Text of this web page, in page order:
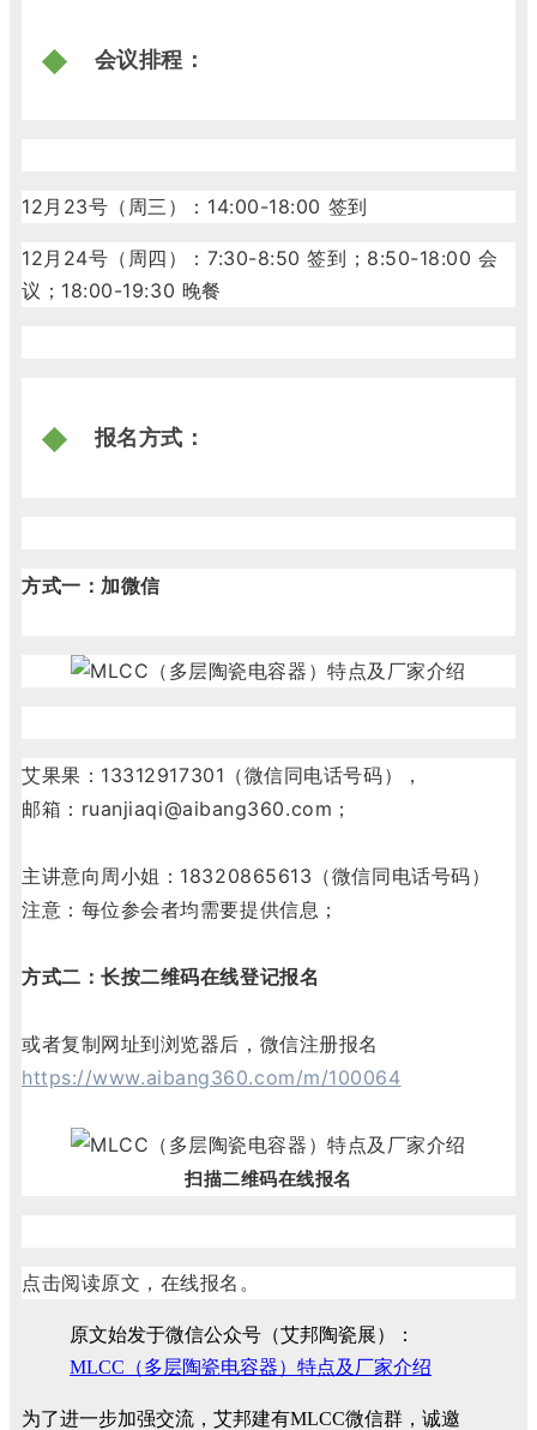
会议排程：
12月23号（周三）：14:00-18:00 签到
12月24号（周四）：7:30-8:50 签到；8:50-18:00 会
议；18:00-19:30 晚餐
报名方式：
方式一：加微信
艾果果：13312917301（微信同电话号码），
邮箱：ruanjiaqi@aibang360.com；
主讲意向周小姐：18320865613（微信同电话号码）
注意：每位参会者均需要提供信息；
方式二：长按二维码在线登记报名
或者复制网址到浏览器后，微信注册报名
https://www.aibang360.com/m/100064
扫描二维码在线报名
点击阅读原文，在线报名。
原文始发于微信公众号（艾邦陶瓷展）：
MLCC（多层陶瓷电容器）特点及厂家介绍
为了进一步加强交流，艾邦建有MLCC微信群，诚邀